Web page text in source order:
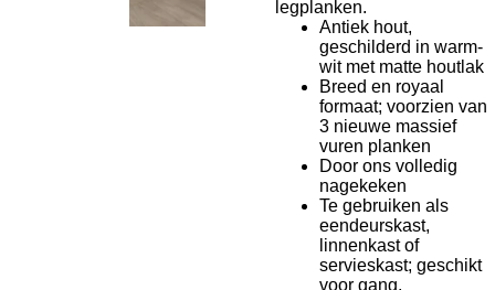
legplanken.
Antiek hout,
geschilderd in warm-
wit met matte houtlak
Breed en royaal
formaat; voorzien van
3 nieuwe massief
vuren planken
Door ons volledig
nagekeken
Te gebruiken als
eendeurskast,
linnenkast of
servieskast; geschikt
voor gang,